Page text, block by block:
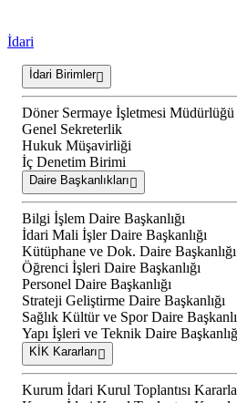
İdari
İdari Birimler
Döner Sermaye İşletmesi Müdürlüğü
Genel Sekreterlik
Hukuk Müşavirliği
İç Denetim Birimi
Daire Başkanlıkları
Bilgi İşlem Daire Başkanlığı
İdari Mali İşler Daire Başkanlığı
Kütüphane ve Dok. Daire Başkanlığı
Öğrenci İşleri Daire Başkanlığı
Personel Daire Başkanlığı
Strateji Geliştirme Daire Başkanlığı
Sağlık Kültür ve Spor Daire
Yapı İşleri ve Teknik Daire
KİK Kararları
Kurum İdari Kurul Toplantısı